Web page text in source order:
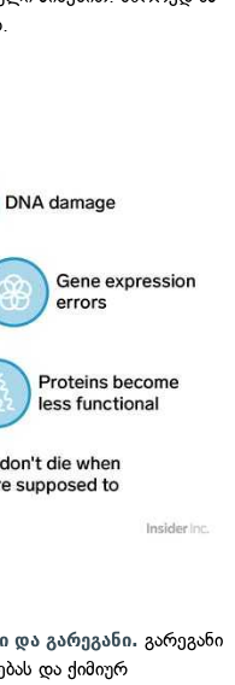
და გარეგანი. გარეგანი
და ქიმიურ